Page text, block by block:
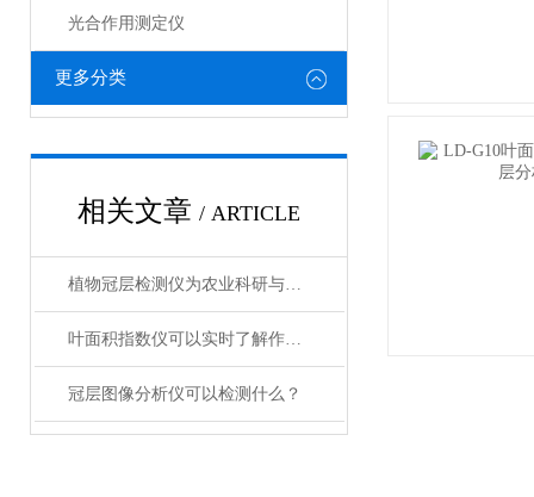
光合作用测定仪
更多分类
相关文章 / ARTICLE
植物冠层检测仪为农业科研与生产领域提供技术支撑
叶面积指数仪可以实时了解作物生长状况吗
冠层图像分析仪可以检测什么？